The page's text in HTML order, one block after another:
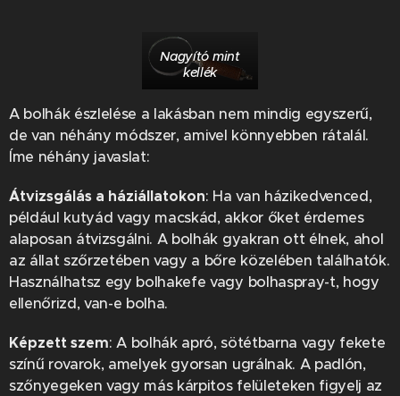
Nagyító mint
kellék
A bolhák észlelése a lakásban nem mindig egyszerű,
de van néhány módszer, amivel könnyebben rátalál.
Íme néhány javaslat:
Átvizsgálás a háziállatokon: Ha van házikedvenced,
például kutyád vagy macskád, akkor őket érdemes
alaposan átvizsgálni. A bolhák gyakran ott élnek, ahol
az állat szőrzetében vagy a bőre közelében találhatók.
Használhatsz egy bolhakefe vagy bolhaspray-t, hogy
ellenőrizd, van-e bolha.
Képzett szem: A bolhák apró, sötétbarna vagy fekete
színű rovarok, amelyek gyorsan ugrálnak. A padlón,
szőnyegeken vagy más kárpitos felületeken figyelj az